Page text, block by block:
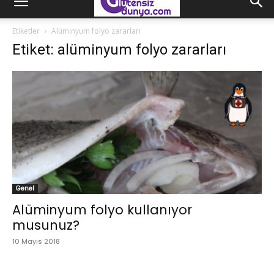
Etiketler Alüminyum folyo zararları
Etiket: alüminyum folyo zararları
Genel
Alüminyum folyo kullanıyor
musunuz?
10 Mayıs 2018